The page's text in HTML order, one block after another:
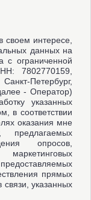
интересе,
данных на
с ограниченной
7802770159,
Петербург,
- Оператор)
указанных
в соответствии
оказания мне
предлагаемых
опросов,
прямых
связи, указанных